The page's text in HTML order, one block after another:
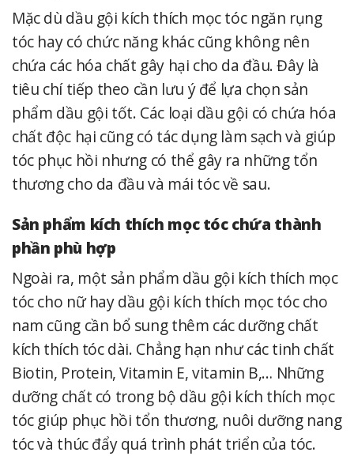
Mặc dù dầu gội kích thích mọc tóc ngăn rụng
tóc hay có chức năng khác cũng không nên
chứa các hóa chất gây hại cho da đầu. Đây là
tiêu chí tiếp theo cần lưu ý để lựa chọn sản
phẩm dầu gội tốt. Các loại dầu gội có chứa hóa
chất độc hại cũng có tác dụng làm sạch và giúp
tóc phục hồi nhưng có thể gây ra những tổn
thương cho da đầu và mái tóc về sau.
Sản phẩm kích thích mọc tóc chứa thành
phần phù hợp
Ngoài ra, một sản phẩm dầu gội kích thích mọc
tóc cho nữ hay dầu gội kích thích mọc tóc cho
nam cũng cần bổ sung thêm các dưỡng chất
kích thích tóc dài. Chẳng hạn như các tinh chất
Biotin, Protein, Vitamin E, vitamin B,… Những
dưỡng chất có trong bộ dầu gội kích thích mọc
tóc giúp phục hồi tổn thương, nuôi dưỡng nang
tóc và thúc đẩy quá trình phát triển của tóc.